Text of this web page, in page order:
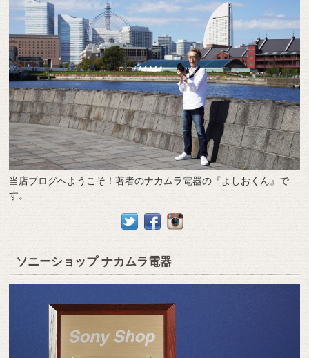
当店ブログへようこそ！著者のナカムラ電器の『よしおくん』で
す。
ソニーショップ ナカムラ電器